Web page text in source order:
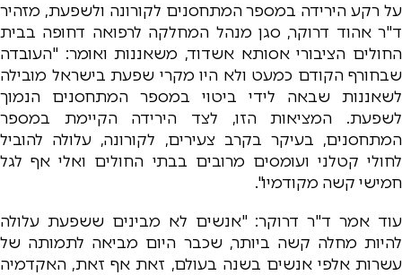
על רקע הירידה במספר המתחסנים לקורונה ולשפעת, מזהיר
ד"ר אהוד דרוקר, סגן מנהל המחלקה לרפואה דחופה בבית
החולים הציבורי אסותא אשדוד, משאננות ואומר: "העובדה
שבחורף הקודם כמעט ולא היו מקרי שפעת בישראל מובילה
לשאננות שבאה לידי ביטוי במספר המתחסנים הנמוך
לשפעת. המציאות הזו, לצד הירידה הקיימת במספר
המתחסנים, בעיקר בקרב צעירים, לקורונה, עלולה להוביל
לחולי קטלני ועומסים מרובים בבתי החולים ואלי אף לגל
חמישי קשה מקודמיו".
עוד אמר ד"ר דרוקר: "אנשים לא מבינים ששפעת עלולה
להיות מחלה קשה ביותר, שכבר היום מביאה לתמותה של
עשרות אלפי אנשים בשנה בעולם, זאת אף זאת, האקדמיה